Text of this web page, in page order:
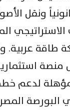
ونقل
عربية.
لدعم
البورصة